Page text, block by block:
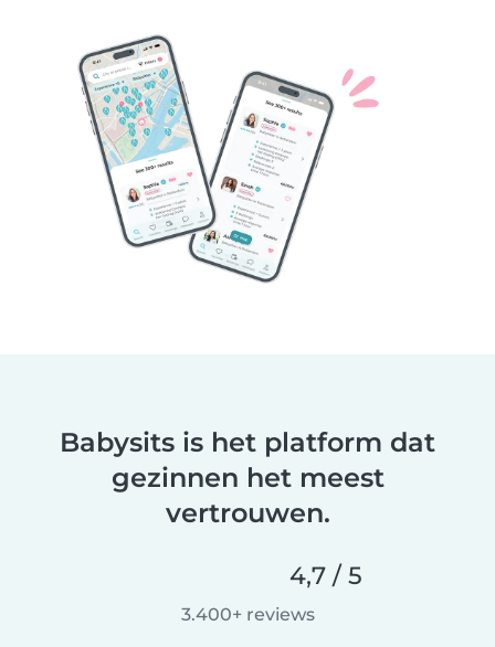
Babysits is het platform dat
gezinnen het meest
vertrouwen.
4,7 / 5
3.400+ reviews